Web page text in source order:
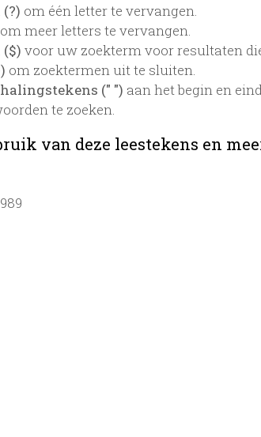
om één letter te vervangen.
om meer letters te vervangen.
voor uw zoekterm voor resultaten
om zoektermen uit te sluiten.
(" ") aan het begin en
te zoeken.
van deze leestekens en